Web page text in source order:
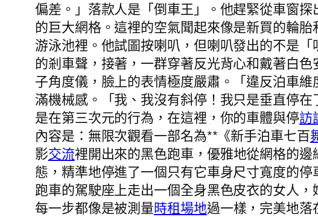
偏差。」落款人是「倒車王」。他趕緊從車窗
的巨大網格。這裡的空氣聞起來像是新買的輪
游泳池裡。他試圖按喇叭，但喇叭發出的不是
的剎車聲，接著，一群穿著反光背心和戴著白
子角度儀，臉上的表情極度嚴肅。「違反泊車
滿機械感。「我、我沒有斜停！我只是垂直停
是在第三次元的行為，在這裡，你的車體與停訪
內容是：無限次觀看一部名為**《新手泊車七百
影交流裡開出來的黑色跑車，優雅地從網格的
態，精準地停進了一個只有它車身尺寸寬度的
跑車的駕駛座上走出一個全身黑色皮衣的女人
每一步都像是被測量時租場地過一樣，完美地